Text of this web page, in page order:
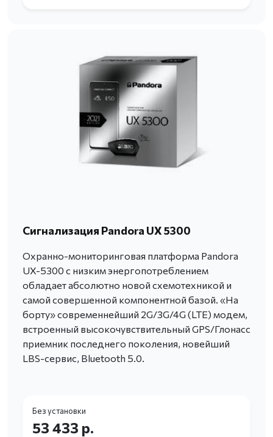
Сигнализация Pandora UX 5300
Охранно-мониторинговая платформа Pandora
UX-5300 с низким энергопотреблением
обладает абсолютно новой схемотехникой и
самой совершенной компонентной базой. «На
борту» современнейший 2G/3G/4G (LTE) модем,
встроенный высокочувствительный GPS/Глонасс
приемник последнего поколения, новейший
LBS-сервис, Bluetooth 5.0.
Без установки
53 433 р.